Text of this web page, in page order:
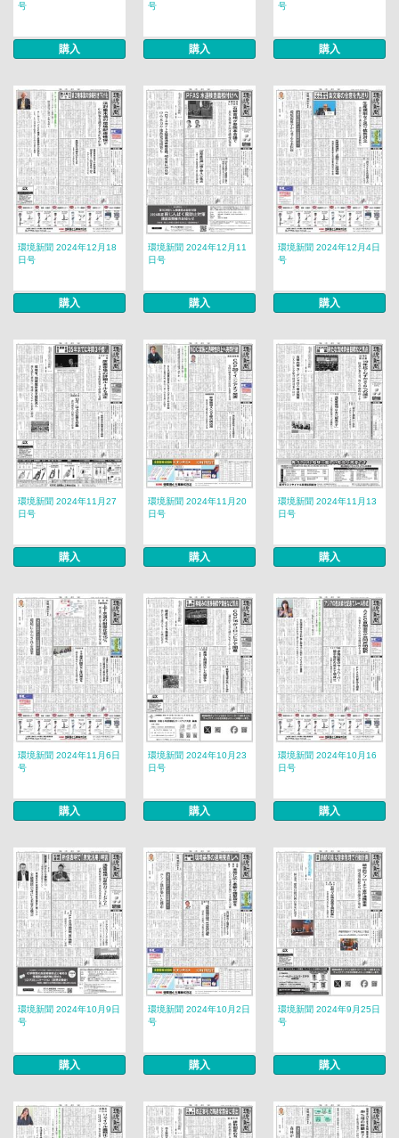
号
購入
号
購入
号
購入
環境新聞 2024年12月18
日号
購入
環境新聞 2024年12月11
日号
購入
環境新聞 2024年12月4日
号
購入
環境新聞 2024年11月27
日号
購入
環境新聞 2024年11月20
日号
購入
環境新聞 2024年11月13
日号
購入
環境新聞 2024年11月6日
号
購入
環境新聞 2024年10月23
日号
購入
環境新聞 2024年10月16
日号
購入
環境新聞 2024年10月9日
号
購入
環境新聞 2024年10月2日
号
購入
環境新聞 2024年9月25日
号
購入